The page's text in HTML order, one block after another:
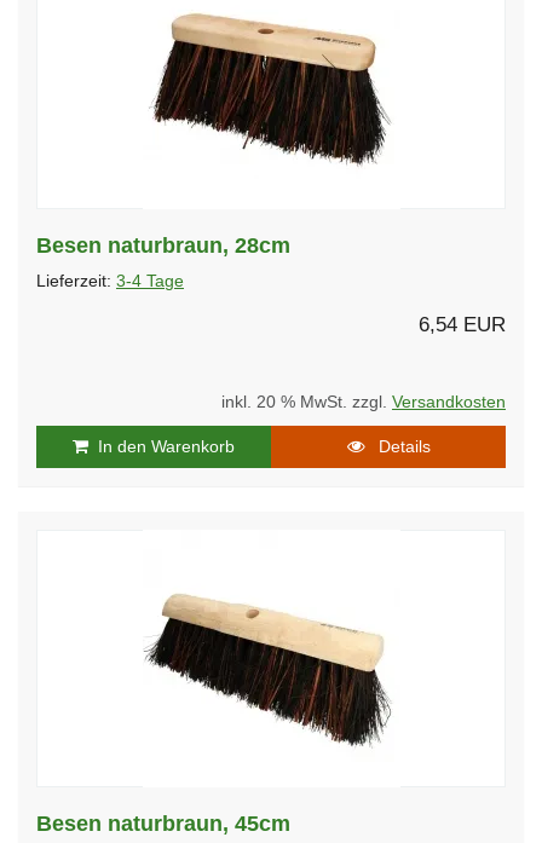
Besen naturbraun, 28cm
Lieferzeit: 3-4 Tage
6,54 EUR
inkl. 20 % MwSt. zzgl. Versandkosten
In den Warenkorb Details
Besen naturbraun, 45cm